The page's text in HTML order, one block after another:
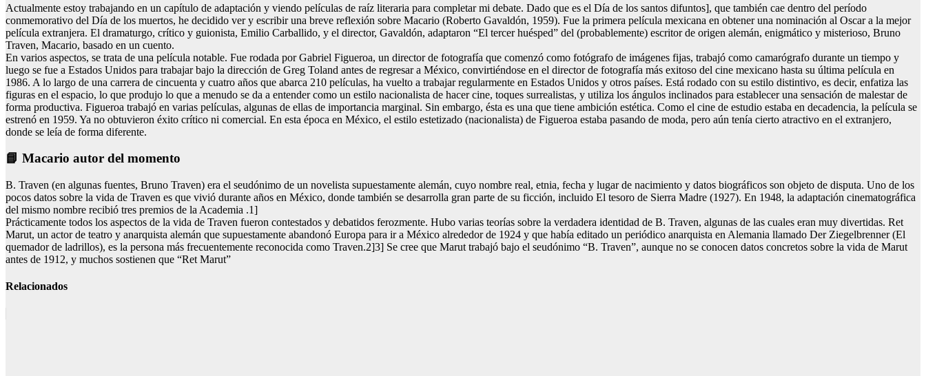
Actualmente estoy trabajando en un capítulo de adaptación y viendo películas de raíz literaria para completar mi debate. Dado que es el Día de los santos difuntos], que también cae dentro del período
conmemorativo del Día de los muertos, he decidido ver y escribir una breve reflexión sobre Macario (Roberto Gavaldón, 1959). Fue la primera película mexicana en obtener una nominación al Oscar a la mejor
película extranjera. El dramaturgo, crítico y guionista, Emilio Carballido, y el director, Gavaldón, adaptaron “El tercer huésped” del (probablemente) escritor de origen alemán, enigmático y misterioso, Bruno
Traven, Macario, basado en un cuento.
En varios aspectos, se trata de una película notable. Fue rodada por Gabriel Figueroa, un director de fotografía que comenzó como fotógrafo de imágenes fijas, trabajó como camarógrafo durante un tiempo y
luego se fue a Estados Unidos para trabajar bajo la dirección de Greg Toland antes de regresar a México, convirtiéndose en el director de fotografía más exitoso del cine mexicano hasta su última película en
1986. A lo largo de una carrera de cincuenta y cuatro años que abarca 210 películas, ha vuelto a trabajar regularmente en Estados Unidos y otros países. Está rodado con su estilo distintivo, es decir, enfatiza las
figuras en el espacio, lo que produjo lo que a menudo se da a entender como un estilo nacionalista de hacer cine, toques surrealistas, y utiliza los ángulos inclinados para establecer una sensación de malestar de
forma productiva. Figueroa trabajó en varias películas, algunas de ellas de importancia marginal. Sin embargo, ésta es una que tiene ambición estética. Como el cine de estudio estaba en decadencia, la película se
estrenó en 1959. Ya no obtuvieron éxito crítico ni comercial. En esta época en México, el estilo estetizado (nacionalista) de Figueroa estaba pasando de moda, pero aún tenía cierto atractivo en el extranjero,
donde se leía de forma diferente.
📘 Macario autor del momento
B. Traven (en algunas fuentes, Bruno Traven) era el seudónimo de un novelista supuestamente alemán, cuyo nombre real, etnia, fecha y lugar de nacimiento y datos biográficos son objeto de disputa. Uno de los
pocos datos sobre la vida de Traven es que vivió durante años en México, donde también se desarrolla gran parte de su ficción, incluido El tesoro de Sierra Madre (1927). En 1948, la adaptación cinematográfica
del mismo nombre recibió tres premios de la Academia .1]
Prácticamente todos los aspectos de la vida de Traven fueron contestados y debatidos ferozmente. Hubo varias teorías sobre la verdadera identidad de B. Traven, algunas de las cuales eran muy divertidas. Ret
Marut, un actor de teatro y anarquista alemán que supuestamente abandonó Europa para ir a México alrededor de 1924 y que había editado un periódico anarquista en Alemania llamado Der Ziegelbrenner (El
quemador de ladrillos), es la persona más frecuentemente reconocida como Traven.2]3] Se cree que Marut trabajó bajo el seudónimo “B. Traven”, aunque no se conocen datos concretos sobre la vida de Marut
antes de 1912, y muchos sostienen que “Ret Marut”
Relacionados